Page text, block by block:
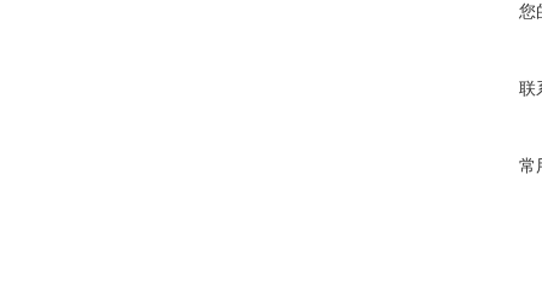
您
联
常